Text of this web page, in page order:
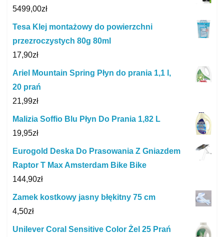
5499,00zł
Tesa Klej montażowy do powierzchni
przezroczystych 80g 80ml
17,90zł
Ariel Mountain Spring Płyn do prania 1,1 l,
20 prań
21,99zł
Malizia Soffio Blu Płyn Do Prania 1,82 L
19,95zł
Eurogold Deska Do Prasowania Z Gniazdem
Raptor T Max Amsterdam Bike Bike
144,90zł
Zamek kostkowy jasny błękitny 75 cm
4,50zł
Unilever Coral Sensitive Color Żel 25 Prań